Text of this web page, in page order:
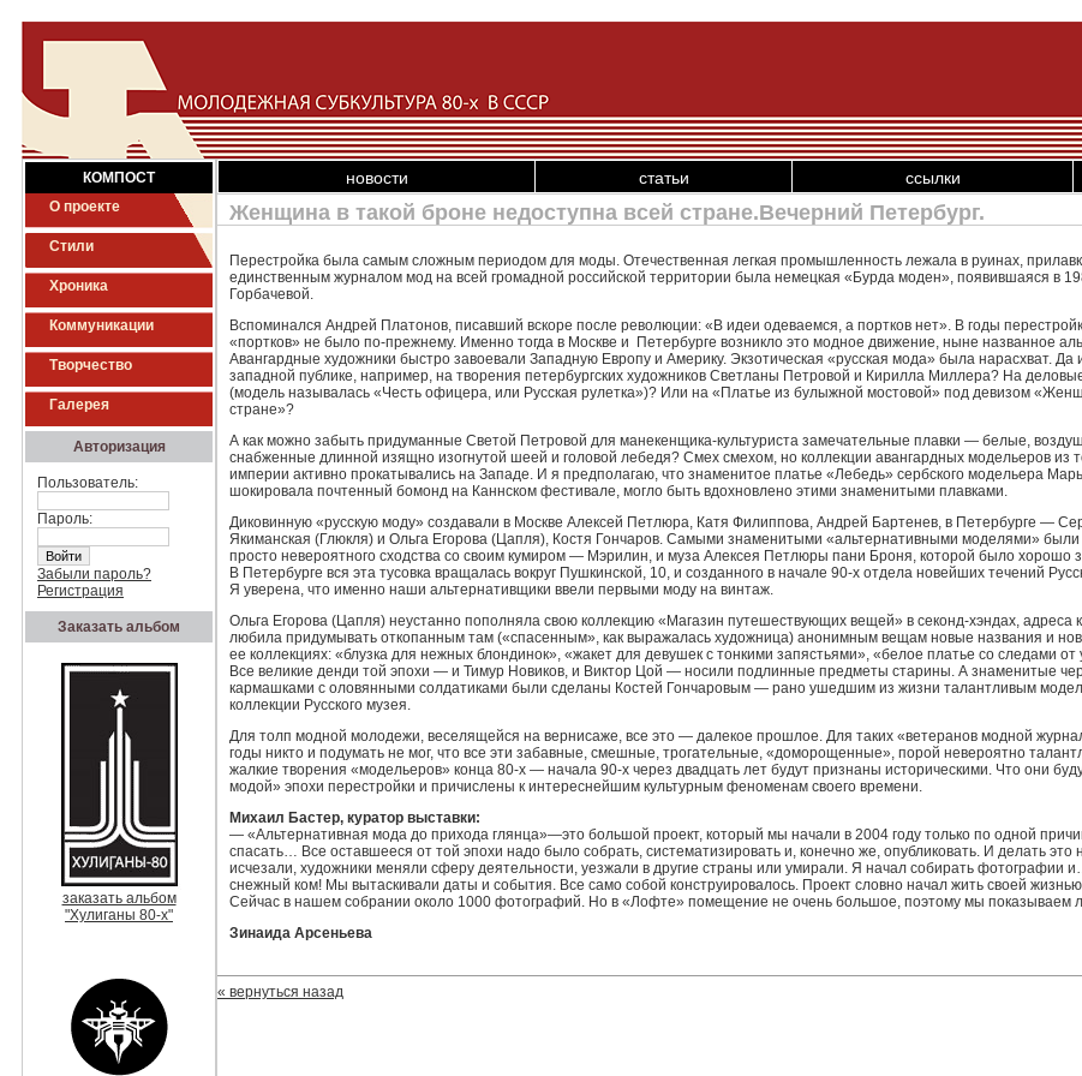
КОМПОСТ
О проекте
Стили
Хроника
Коммуникации
Творчество
Галерея
Авторизация
Пользователь:
Пароль:
Забыли пароль?
Регистрация
Заказать альбом
заказать альбом
"Хулиганы 80-х"
новости статьи ссылки
Женщина в такой броне недоступна всей стране.Вечерний Петербург.
Перестройка была самым сложным периодом для моды. Отечественная легкая промышленность лежала в руинах,
единственным журналом мод на всей громадной российской территории была немецкая «Бурда моден», появившаяся в
Горбачевой.
Вспоминался Андрей Платонов, писавший вскоре после революции: «В идеи одеваемся, а портков нет». В годы
«портков» не было по-прежнему. Именно тогда в Москве и Петербурге возникло это модное движение, ныне названное
Авангардные художники быстро завоевали Западную Европу и Америку. Экзотическая «русская мода» была нарасхват. Да
западной публике, например, на творения петербургских художников Светланы Петровой и Кирилла Миллера? На
(модель называлась «Честь офицера, или Русская рулетка»)? Или на «Платье из булыжной мостовой» под девизом
стране»?
А как можно забыть придуманные Светой Петровой для манекенщика-культуриста замечательные плавки — белые,
снабженные длинной изящно изогнутой шеей и головой лебедя? Смех смехом, но коллекции авангардных модельеров из
империи активно прокатывались на Западе. И я предполагаю, что знаменитое платье «Лебедь» сербского модельера
шокировала почтенный бомонд на Каннском фестивале, могло быть вдохновлено этими знаменитыми плавками.
Диковинную «русскую моду» создавали в Москве Алексей Петлюра, Катя Филиппова, Андрей Бартенев, в Петербурге —
Якиманская (Глюкля) и Ольга Егорова (Цапля), Костя Гончаров. Самыми знаменитыми «альтернативными моделями»
просто невероятного сходства со своим кумиром — Мэрилин, и муза Алексея Петлюры пани Броня, которой было хорошо
В Петербурге вся эта тусовка вращалась вокруг Пушкинской, 10, и созданного в начале 90-х отдела новейших течений
Я уверена, что именно наши альтернативщики ввели первыми моду на винтаж.
Ольга Егорова (Цапля) неустанно пополняла свою коллекцию «Магазин путешествующих вещей» в секонд-хэндах, адреса
любила придумывать откопанным там («спасенным», как выражалась художница) анонимным вещам новые названия и
ее коллекциях: «блузка для нежных блондинок», «жакет для девушек с тонкими запястьями», «белое платье со следами
Все великие денди той эпохи — и Тимур Новиков, и Виктор Цой — носили подлинные предметы старины. А знаменитые
кармашками с оловянными солдатиками были сделаны Костей Гончаровым — рано ушедшим из жизни талантливым
коллекции Русского музея.
Для толп модной молодежи, веселящейся на вернисаже, все это — далекое прошлое. Для таких «ветеранов модной
годы никто и подумать не мог, что все эти забавные, смешные, трогательные, «доморощенные», порой невероятно
жалкие творения «модельеров» конца 80-х — начала 90-х через двадцать лет будут признаны историческими. Что они
модой» эпохи перестройки и причислены к интереснейшим культурным феноменам своего времени.
Михаил Бастер, куратор выставки:
— «Альтернативная мода до прихода глянца»—это большой проект, который мы начали в 2004 году только по одной
спасать… Все оставшееся от той эпохи надо было собрать, систематизировать и, конечно же, опубликовать. И делать
исчезали, художники меняли сферу деятельности, уезжали в другие страны или умирали. Я начал собирать фотографии
снежный ком! Мы вытаскивали даты и события. Все само собой конструировалось. Проект словно начал жить своей
Сейчас в нашем собрании около 1000 фотографий. Но в «Лофте» помещение не очень большое, поэтому мы показываем
Зинаида Арсеньева
« вернуться назад